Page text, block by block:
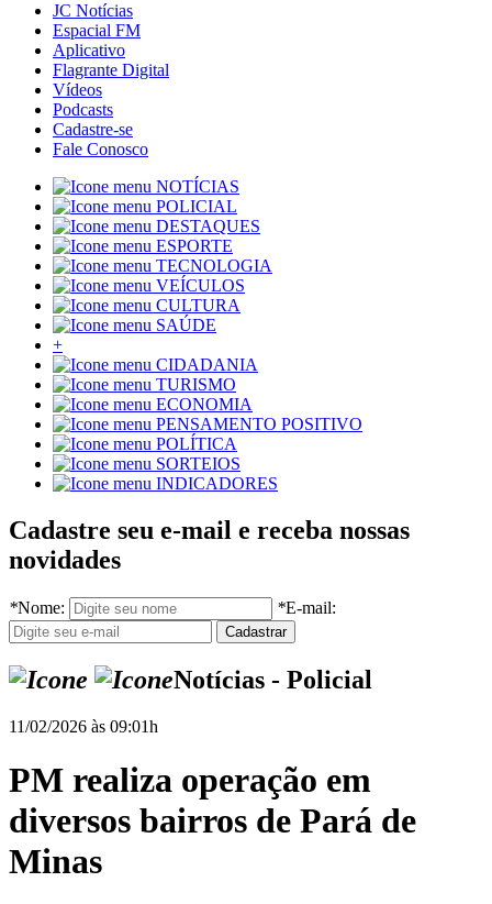
JC Notícias
Espacial FM
Aplicativo
Flagrante Digital
Vídeos
Podcasts
Cadastre-se
Fale Conosco
NOTÍCIAS
POLICIAL
DESTAQUES
ESPORTE
TECNOLOGIA
VEÍCULOS
CULTURA
SAÚDE
+
CIDADANIA
TURISMO
ECONOMIA
PENSAMENTO POSITIVO
POLÍTICA
SORTEIOS
INDICADORES
Cadastre seu e-mail e receba nossas
novidades
*Nome: *E-mail:
Notícias - Policial
11/02/2026 às 09:01h
PM realiza operação em
diversos bairros de Pará de
Minas